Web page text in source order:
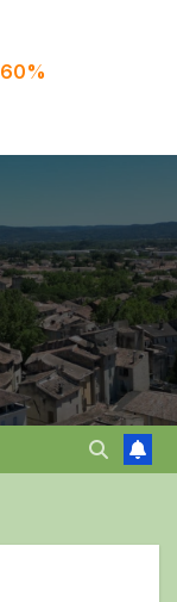
60%